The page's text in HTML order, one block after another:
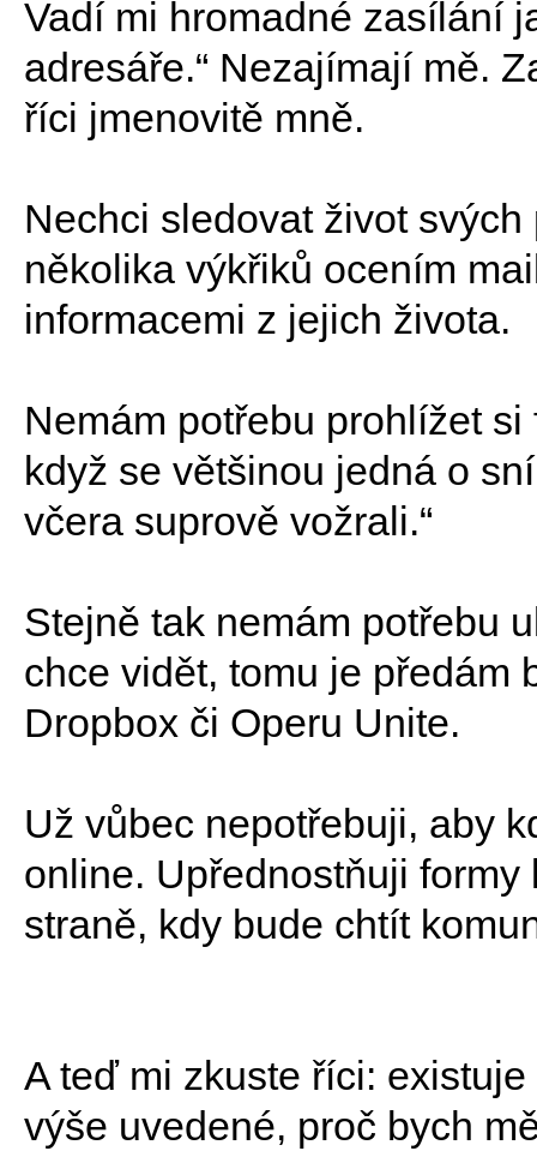
Vadí mi hromadné zasílání
adresáře.“ Nezajímají mě.
říci jmenovitě mně.
Nechci sledovat život
několika výkřiků ocením
informacemi z jejich života.
Nemám potřebu prohlížet
když se většinou jedná o
včera suprově vožrali.“
Stejně tak nemám potřebu
chce vidět, tomu je předám
Dropbox či Operu Unite.
Už vůbec nepotřebuji, aby
online. Upřednostňuji
straně, kdy bude chtít
A teď mi zkuste říci: existuje
výše uvedené, proč bych